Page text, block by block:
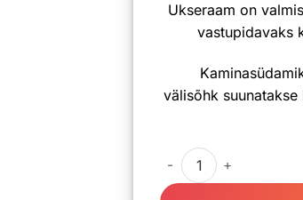
Ukseraam on
vastupidavaks
välisõhk
Kaminasüdamik Kratki